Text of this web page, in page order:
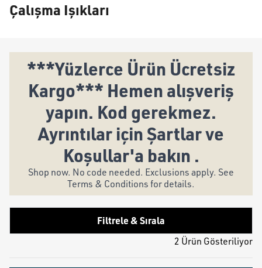
Çalışma Işıkları
***Yüzlerce Ürün Ücretsiz
Kargo*** Hemen alışveriş
yapın. Kod gerekmez.
Ayrıntılar için Şartlar ve
Koşullar'a bakın .
Shop now. No code needed. Exclusions apply. See
Terms & Conditions for details.
Filtrele & Sırala
2 Ürün Gösteriliyor